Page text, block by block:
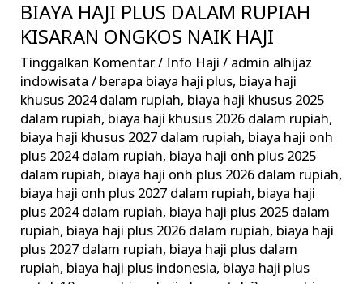
BIAYA HAJI PLUS DALAM RUPIAH
KISARAN ONGKOS NAIK HAJI
Tinggalkan Komentar/ Info Haji / admin alhijaz
indowisata/ berapa biaya haji plus, biaya haji
khusus 2024 dalam rupiah, biaya haji khusus 2025
dalam rupiah, biaya haji khusus 2026 dalam rupiah,
biaya haji khusus 2027 dalam rupiah, biaya haji onh
plus 2024 dalam rupiah, biaya haji onh plus 2025
dalam rupiah, biaya haji onh plus 2026 dalam rupiah,
biaya haji onh plus 2027 dalam rupiah, biaya haji
plus 2024 dalam rupiah, biaya haji plus 2025 dalam
rupiah, biaya haji plus 2026 dalam rupiah, biaya haji
plus 2027 dalam rupiah, biaya haji plus dalam
rupiah, biaya haji plus indonesia, biaya haji plus
BIAYA
HAJI
PLUS
DALAM
RUPIAH
KISARAN
ONGKOS
NAIK
HAJI